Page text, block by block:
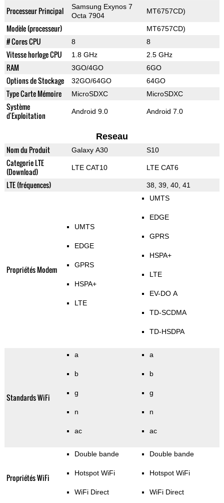
Processeur Principal
Samsung Exynos 7
Octa 7904
MT6757CD)
Modèle (processeur) MT6757CD)
# Cores CPU 8 8
Vitesse horloge CPU 1.8 GHz 2.5 GHz
RAM 3GO/4GO 6GO
Options de Stockage 32GO/64GO 64GO
Type Carte Mémoire MicroSDXC MicroSDXC
Système
d'Exploitation
Android 9.0 Android 7.0
Reseau
Nom du Produit Galaxy A30 S10
Categorie LTE
(Download)
LTE CAT10 LTE CAT6
LTE (fréquences) 38, 39, 40, 41
Propriétés Modem
UMTS
EDGE
GPRS
HSPA+
LTE
UMTS
EDGE
GPRS
HSPA+
LTE
EV-DO A
TD-SCDMA
TD-HSDPA
Standards WiFi
a
b
g
n
ac
a
b
g
n
ac
Propriétés WiFi
Double bande
Hotspot WiFi
WiFi Direct
Double bande
Hotspot WiFi
WiFi Direct